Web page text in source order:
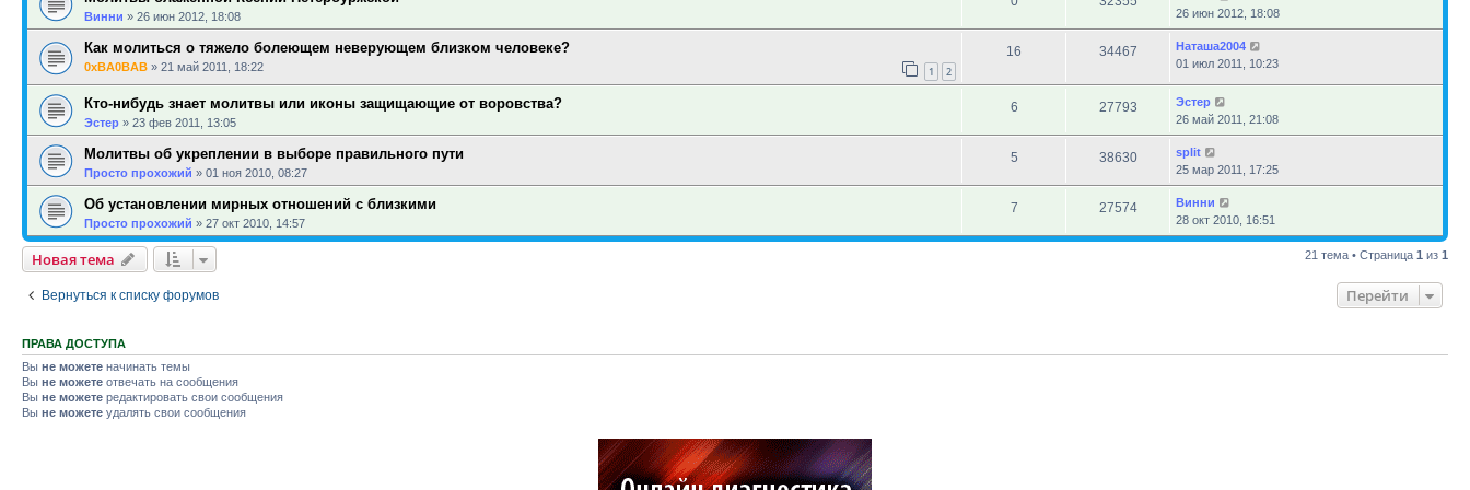
Винни » 26 июн 2012, 18:08
26 июн 2012, 18:08
Как молиться о тяжело болеющем неверующем близком человеке?
0xBA0BAB » 21 май 2011, 18:22 1 2
16 34467
Наташа2004
01 июл 2011, 10:23
Кто-нибудь знает молитвы или иконы защищающие от воровства?
Эстер » 23 фев 2011, 13:05
6 27793
Эстер
26 май 2011, 21:08
Молитвы об укреплении в выборе правильного пути
Просто прохожий » 01 ноя 2010, 08:27
5 38630
sрlit
25 мар 2011, 17:25
Об установлении мирных отношений с близкими
Просто прохожий » 27 окт 2010, 14:57
7 27574
Винни
28 окт 2010, 16:51
Новая тема 21 тема • Страница 1 из 1
Вернуться к списку форумов Перейти
ПРАВА ДОСТУПА
Вы не можете начинать темы
Вы не можете отвечать на сообщения
Вы не можете редактировать свои сообщения
Вы не можете удалять свои сообщения